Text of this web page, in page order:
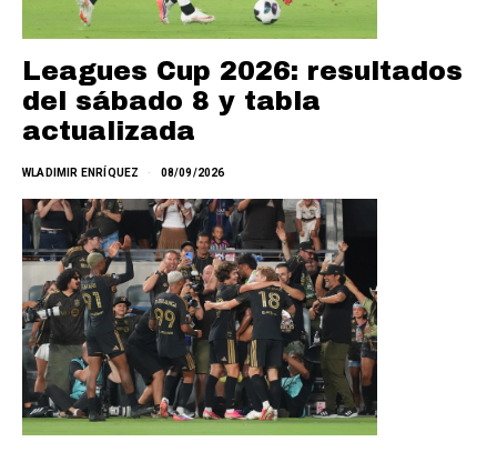
Leagues Cup 2026: resultados
del sábado 8 y tabla
actualizada
WLADIMIR ENRÍQUEZ 08/09/2026